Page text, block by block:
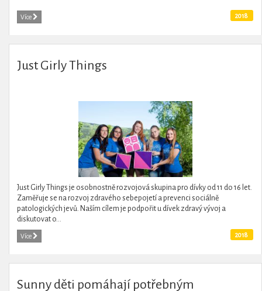
Více 2018
Just Girly Things
Just Girly Things je osobnostně rozvojová skupina pro dívky od 11 do 16 let.
Zaměřuje se na rozvoj zdravého sebepojetí a prevenci sociálně
patologických jevů. Naším cílem je podpořit u dívek zdravý vývoj a
diskutovat o...
Více 2018
Sunny děti pomáhají potřebným